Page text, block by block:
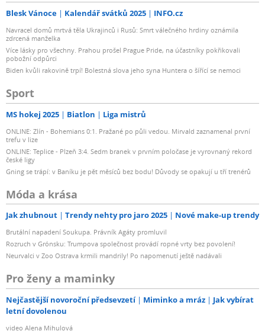
Blesk Vánoce Kalendář svátků 2025 INFO.cz
Navracel domů mrtvá těla Ukrajinců i Rusů: Smrt válečného hrdiny oznámila
zdrcená manželka
Více lásky pro všechny. Prahou prošel Prague Pride, na účastníky pokřikovali
pobožní odpůrci
Biden kvůli rakovině trpí! Bolestná slova jeho syna Huntera o šířící se nemoci
Sport
MS hokej 2025 Biatlon Liga mistrů
ONLINE: Zlín - Bohemians 0:1. Pražané po půli vedou. Mirvald zaznamenal první
trefu v lize
ONLINE: Teplice - Plzeň 3:4. Sedm branek v prvním poločase je vyrovnaný rekord
české ligy
Gning se trápí: v Baníku je pět měsíců bez bodu! Důvody se opakují u tří trenérů
Móda a krása
Jak zhubnout Trendy nehty pro jaro 2025 Nové make-up trendy
Brutální napadení Soukupa. Právník Agáty promluvil
Rozruch v Grónsku: Trumpova společnost provádí ropné vrty bez povolení!
Neurvalci v Zoo Ostrava krmili mandrily! Po napomenutí ještě nadávali
Pro ženy a maminky
Nejčastější novoroční předsevzetí Miminko a mráz
Jak vybírat
letní dovolenou
video Alena Mihulová